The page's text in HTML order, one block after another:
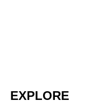
EXPLORE